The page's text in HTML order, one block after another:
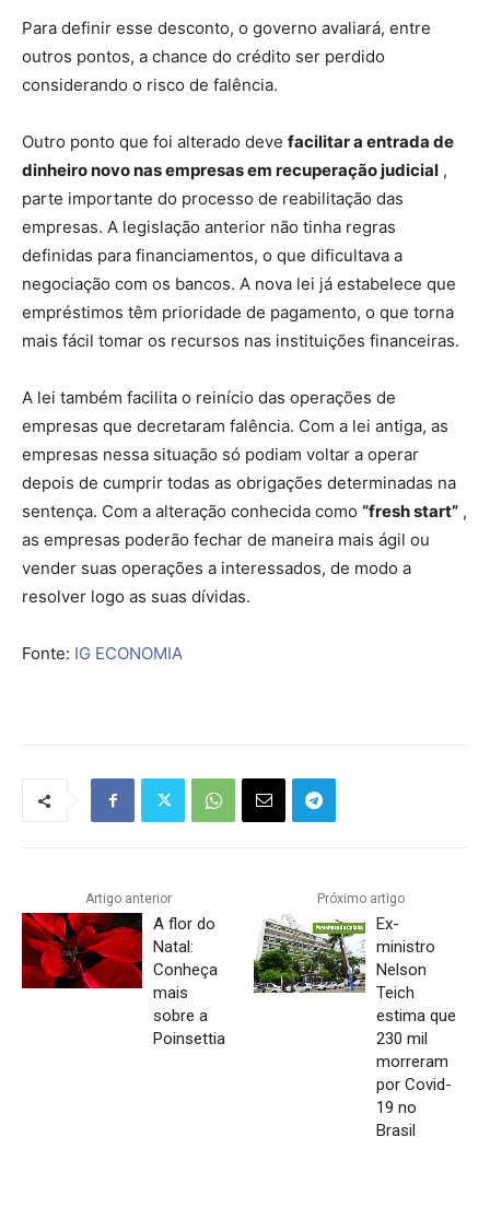
Para definir esse desconto, o governo avaliará, entre
outros pontos, a chance do crédito ser perdido
considerando o risco de falência.
Outro ponto que foi alterado deve facilitar a entrada de
dinheiro novo nas empresas em recuperação judicial ,
parte importante do processo de reabilitação das
empresas. A legislação anterior não tinha regras
definidas para financiamentos, o que dificultava a
negociação com os bancos. A nova lei já estabelece que
empréstimos têm prioridade de pagamento, o que torna
mais fácil tomar os recursos nas instituições financeiras.
A lei também facilita o reinício das operações de
empresas que decretaram falência. Com a lei antiga, as
empresas nessa situação só podiam voltar a operar
depois de cumprir todas as obrigações determinadas na
sentença. Com a alteração conhecida como “fresh start” ,
as empresas poderão fechar de maneira mais ágil ou
vender suas operações a interessados, de modo a
resolver logo as suas dívidas.
Fonte: IG ECONOMIA
Artigo anterior
A flor do
Natal:
Conheça
mais
sobre a
Poinsettia
Próximo artigo
Ex-
ministro
Nelson
Teich
estima que
230 mil
morreram
por Covid-
19 no
Brasil